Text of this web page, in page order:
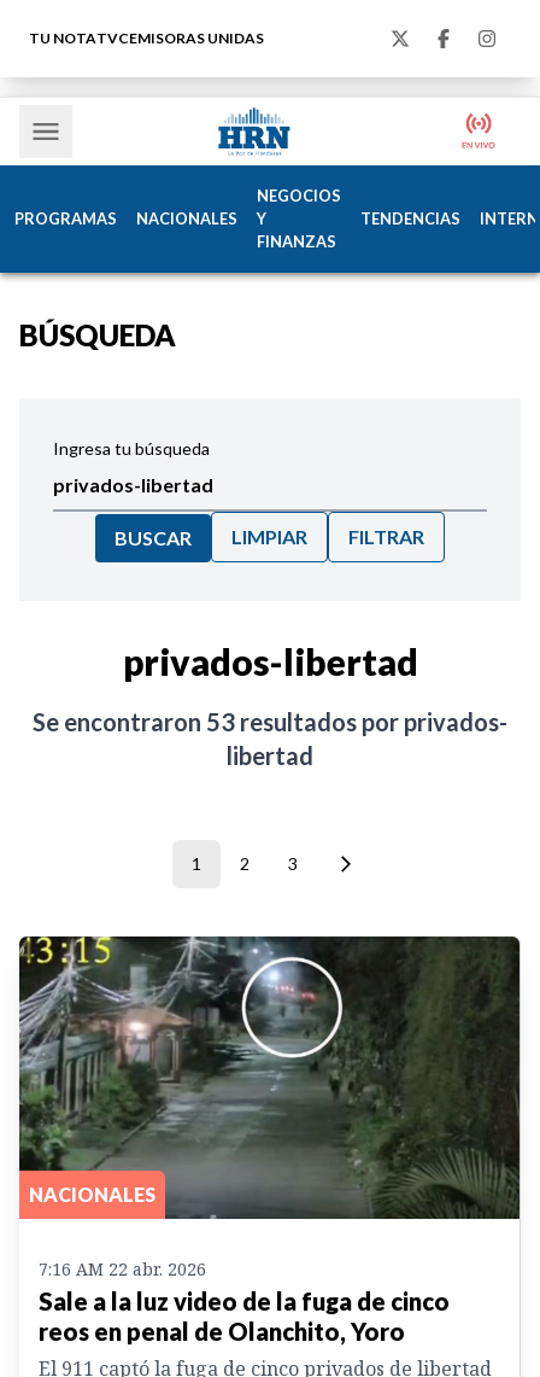
TU NOTATVCEMISORAS UNIDAS
PROGRAMAS NACIONALES
NEGOCIOS
Y
FINANZAS
TENDENCIAS
BÚSQUEDA
Ingresa tu búsqueda
BUSCAR LIMPIAR FILTRAR
privados-libertad
Se encontraron 53 resultados por privados-
libertad
1 2 3
NACIONALES
7:16 AM 22 abr. 2026
Sale a la luz video de la fuga de cinco
reos en penal de Olanchito, Yoro
El 911 captó la fuga de cinco privados de libertad